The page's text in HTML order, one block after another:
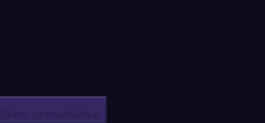
Skriv anmeldelse